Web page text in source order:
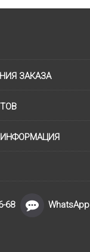
ЗАКАЗА
68 WhatsApp